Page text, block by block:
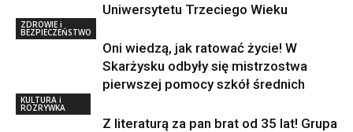
Uniwersytetu Trzeciego Wieku
ZDROWIE i
BEZPIECZEŃSTWO
Oni wiedzą, jak ratować życie! W
Skarżysku odbyły się mistrzostwa
pierwszej pomocy szkół średnich
KULTURA i
ROZRYWKA
Z literaturą za pan brat od 35 lat! Grupa